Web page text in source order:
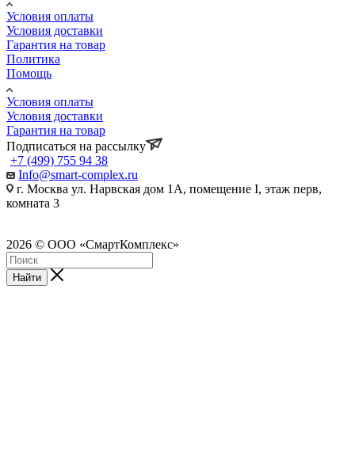
Условия оплаты
Условия доставки
Гарантия на товар
Политика
Помощь
Условия оплаты
Условия доставки
Гарантия на товар
Подписаться на рассылку
+7 (499) 755 94 38
Info@smart-complex.ru
г. Москва ул. Нарвская дом 1А, помещение I, этаж перв,
комната 3
2026 © ООО «СмартКомплекс»
Найти